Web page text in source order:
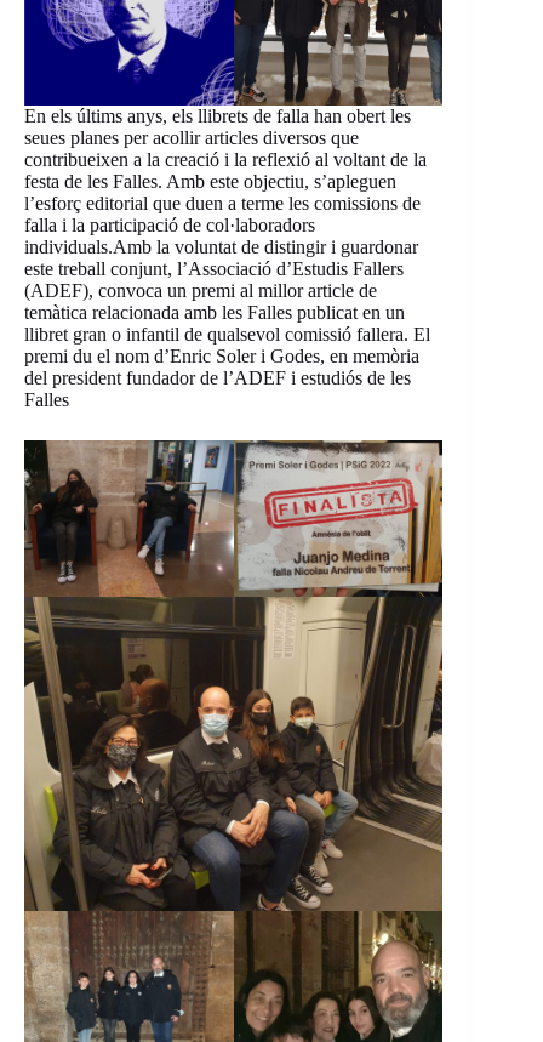
En els últims anys, els llibrets de falla han obert les
seues planes per acollir articles diversos que
contribueixen a la creació i la reflexió al voltant de la
festa de les Falles. Amb este objectiu, s’apleguen
l’esforç editorial que duen a terme les comissions de
falla i la participació de col·laboradors
individuals.Amb la voluntat de distingir i guardonar
este treball conjunt, l’Associació d’Estudis Fallers
(ADEF), convoca un premi al millor article de
temàtica relacionada amb les Falles publicat en un
llibret gran o infantil de qualsevol comissió fallera. El
premi du el nom d’Enric Soler i Godes, en memòria
del president fundador de l’ADEF i estudiós de les
Falles